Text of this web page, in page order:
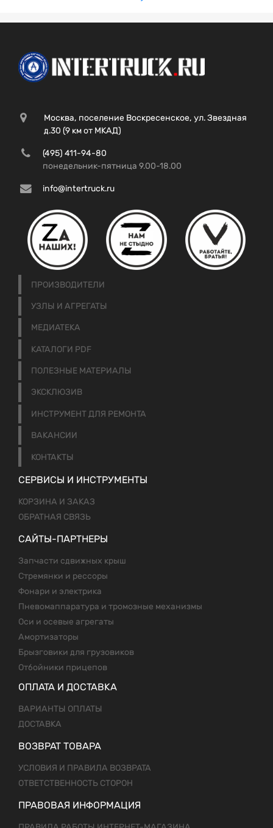
Москва, поселение Воскресенское, ул. Звездная
д.30 (9 км от МКАД)
(495) 411-94-80
понедельник-пятница 9.00-18.00
info@intertruck.ru
ПРОИЗВОДИТЕЛИ
УЗЛЫ И АГРЕГАТЫ
МЕДИАТЕКА
КАТАЛОГИ PDF
ПОЛЕЗНЫЕ МАТЕРИАЛЫ
ЭКСКЛЮЗИВ
ИНСТРУМЕНТ ДЛЯ РЕМОНТА
ВАКАНСИИ
КОНТАКТЫ
СЕРВИСЫ И ИНСТРУМЕНТЫ
КОРЗИНА И ЗАКАЗ
ОБРАТНАЯ СВЯЗЬ
САЙТЫ-ПАРТНЕРЫ
Запчасти сдвижных крыш
Стремянки и рессоры
Фонари и электрика
Пневомаппаратура и тромозные механизмы
Оси и осевые агрегаты
Амортизаторы
Брызговики для грузовиков
Отбойники прицепов
ОПЛАТА И ДОСТАВКА
ВАРИАНТЫ ОПЛАТЫ
ДОСТАВКА
ВОЗВРАТ ТОВАРА
УСЛОВИЯ И ПРАВИЛА ВОЗВРАТА
ОТВЕТСТВЕННОСТЬ СТОРОН
ПРАВОВАЯ ИНФОРМАЦИЯ